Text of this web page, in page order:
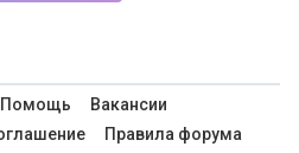
Помощь
Вакансии
Правила форума